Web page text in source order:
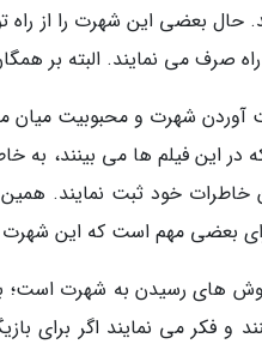
حال بعضی این شهرت را از
صرف می نمایند. البته بر
شهرت و محبوبیت میان
در این فیلم ها می بینند، به
خود ثبت نمایند.
بعضی مهم است که این
های رسیدن به شهرت است؛
و فکر می نمایند اگر برای